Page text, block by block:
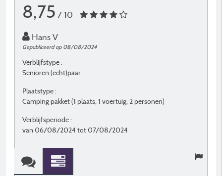
8,75 / 10
Hans V
Gepubliceerd op 08/08/2024
Verblijfstype :
Senioren (echt)paar
Plaatstype :
Camping pakket (1 plaats, 1 voertuig, 2 personen)
Verblijfsperiode :
van 06/08/2024 tot 07/08/2024